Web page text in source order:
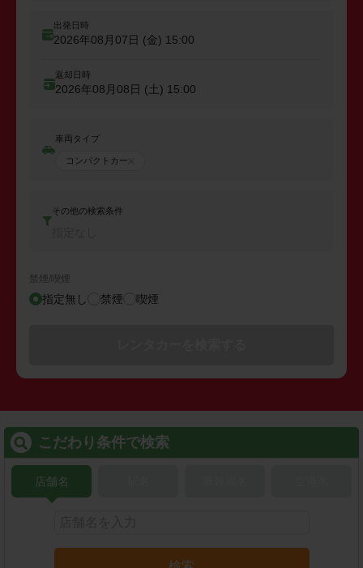
出発日時
2026年08月07日 (金) 15:00
返却日時
2026年08月08日 (土) 15:00
車両タイプ
コンパクトカー
その他の検索条件
禁煙/喫煙
指定無し 禁煙 喫煙
こだわり条件で検索
店舗名